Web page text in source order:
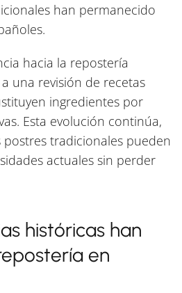
han permanecido
hacia la repostería
una revisión de recetas
ingredientes por
Esta evolución continúa,
tradicionales pueden
actuales sin perder
históricas han
en